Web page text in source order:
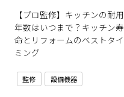
【プロ監修】キッチンの耐用
年数はいつまで？キッチン寿
命とリフォームのベストタイ
ミング
監修 設備機器